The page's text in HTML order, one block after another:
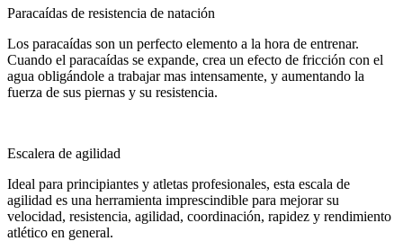
Paracaídas de resistencia de natación
Los paracaídas son un perfecto elemento a la hora de entrenar.
Cuando el paracaídas se expande, crea un efecto de fricción con el
agua obligándole a trabajar mas intensamente, y aumentando la
fuerza de sus piernas y su resistencia.
Escalera de agilidad
Ideal para principiantes y atletas profesionales, esta escala de
agilidad es una herramienta imprescindible para mejorar su
velocidad, resistencia, agilidad, coordinación, rapidez y rendimiento
atlético en general.